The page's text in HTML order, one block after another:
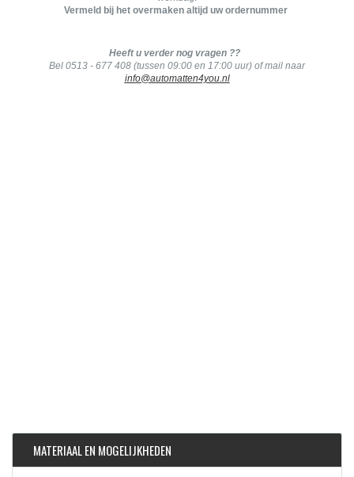
Vermeld bij het overmaken altijd uw ordernummer
Heeft u verder nog vragen ??
Bel 0513 - 677 408 (tussen 09:00 en 17:00 uur) of mail naar
info@automatten4you.nl
MATERIAAL EN MOGELIJKHEDEN